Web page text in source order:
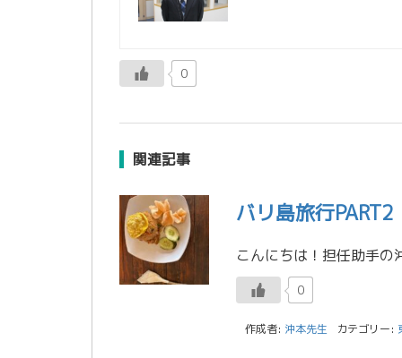
0
関連記事
バリ島旅行PART2
0
作成者: 沖本先生 カテゴリー: